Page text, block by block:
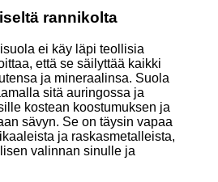
rannikolta
ei käy läpi teollisia
että se säilyttää kaikki
ja mineraalinsa. Suola
sitä auringossa ja
kostean koostumuksen ja
sävyn. Se on täysin vapaa
ja raskasmetalleista,
valinnan sinulle ja